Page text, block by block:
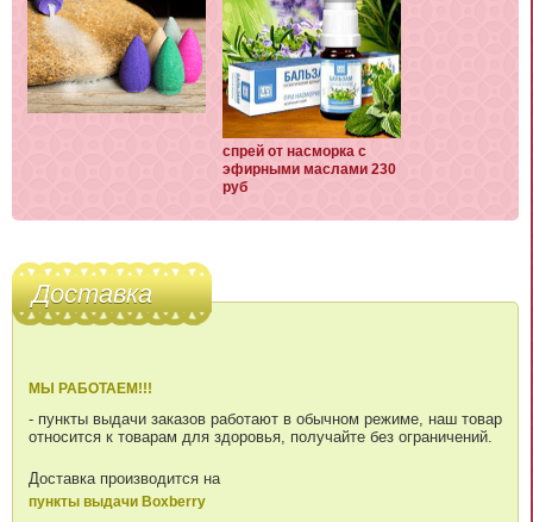
спрей от насморка с
эфирными маслами 230
руб
Доставка
МЫ РАБОТАЕМ!!!
- пункты выдачи заказов работают в обычном режиме, наш товар
относится к товарам для здоровья, получайте без ограничений.
Доставка производится на
пункты выдачи Boxberry